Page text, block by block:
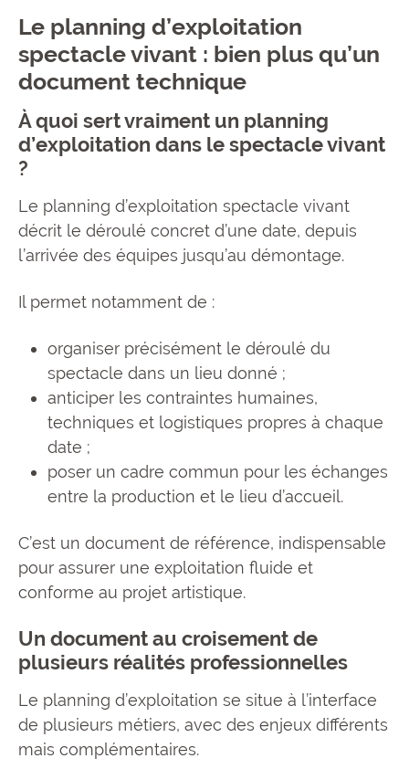
Le planning d’exploitation
spectacle vivant : bien plus qu’un
document technique
À quoi sert vraiment un planning
d’exploitation dans le spectacle vivant
?
Le planning d’exploitation spectacle vivant
décrit le déroulé concret d’une date, depuis
l’arrivée des équipes jusqu’au démontage.
Il permet notamment de :
organiser précisément le déroulé du
spectacle dans un lieu donné ;
anticiper les contraintes humaines,
techniques et logistiques propres à chaque
date ;
poser un cadre commun pour les échanges
entre la production et le lieu d’accueil.
C’est un document de référence, indispensable
pour assurer une exploitation fluide et
conforme au projet artistique.
Un document au croisement de
plusieurs réalités professionnelles
Le planning d’exploitation se situe à l’interface
de plusieurs métiers, avec des enjeux différents
mais complémentaires.